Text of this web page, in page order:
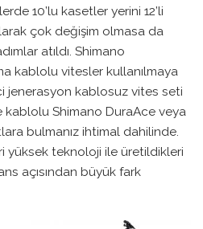
10’lu kasetler yerini 12’li
çok değişim olmasa da
atıldı. Shimano
kablolu vitesler kullanılmaya
jenerasyon kablosuz vites seti
kablolu Shimano DuraAce veya
bulmanız ihtimal dahilinde.
yüksek teknoloji ile üretildikleri
açısından büyük fark